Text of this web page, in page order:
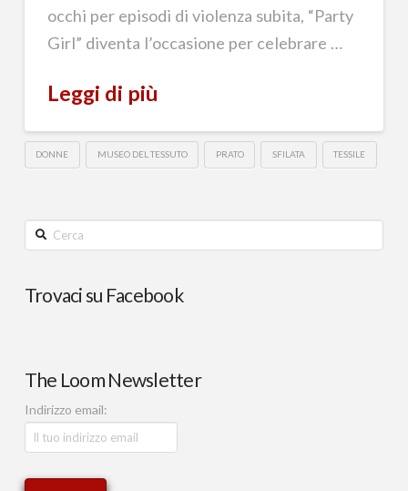
occhi per episodi di violenza subita, “Party
Girl” diventa l’occasione per celebrare …
Leggi di più
DONNE MUSEO DEL TESSUTO PRATO SFILATA TESSILE
Cerca
Trovaci su Facebook
The Loom Newsletter
Indirizzo email: